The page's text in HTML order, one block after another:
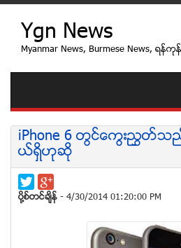
Ygn News
Myanmar News, Burmese News, ရန္
iPhone 6 တြင္ေကြးၫႊတ္သ
ယ္ရွိဟုဆို
ပုိ႔စ္တင္ခ်ိန္ - 4/30/2014 01:20:00 PM